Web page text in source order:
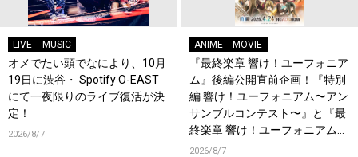
LIVE MUSIC
オメでたい頭でなにより、10月
19日に渋谷・ Spotify O-EAST
にて一夜限りのライブ復活が決
定！
2026/8/7
ANIME MOVIE
『最終楽章 響け！ユーフォニア
ム』後編公開直前企画！『特別
編 響け！ユーフォニアム〜アン
サンブルコンテスト〜』と『最
終楽章 響け！ユーフォニアム』
前編の一挙上映が決定！
2026/8/7